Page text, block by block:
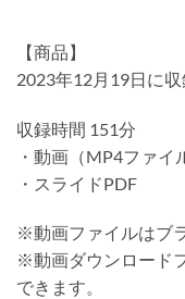
【商品】
2023年12月19日に
収録時間 151分
・動画（MP4ファイ
・スライドPDF
※動画ファイルはブ
※動画ダウンロード
できます。